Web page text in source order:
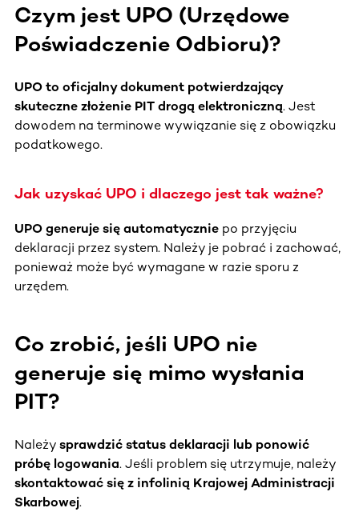
Czym jest UPO (Urzędowe
Poświadczenie Odbioru)?
UPO to oficjalny dokument potwierdzający
skuteczne złożenie PIT drogą elektroniczną. Jest
dowodem na terminowe wywiązanie się z obowiązku
podatkowego.
Jak uzyskać UPO i dlaczego jest tak ważne?
UPO generuje się automatycznie po przyjęciu
deklaracji przez system. Należy je pobrać i zachować,
ponieważ może być wymagane w razie sporu z
urzędem.
Co zrobić, jeśli UPO nie
generuje się mimo wysłania
PIT?
Należy sprawdzić status deklaracji lub ponowić
próbę logowania. Jeśli problem się utrzymuje, należy
skontaktować się z infolinią Krajowej Administracji
Skarbowej.